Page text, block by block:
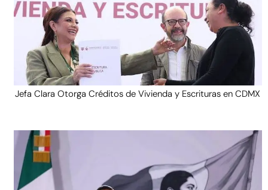
Jefa Clara Otorga Créditos de Vivienda y Escrituras en CDMX